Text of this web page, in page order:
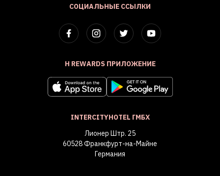
СОЦИАЛЬНЫЕ ССЫЛКИ
H REWARDS ПРИЛОЖЕНИЕ
INTERCITYHOTEL ГМБХ
Лионер Штр. 25
60528 Франкфурт-на-Майне
Германия